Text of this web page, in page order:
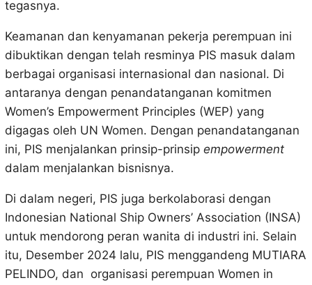
tegasnya.
Keamanan dan kenyamanan pekerja perempuan ini
dibuktikan dengan telah resminya PIS masuk dalam
berbagai organisasi internasional dan nasional. Di
antaranya dengan penandatanganan komitmen
Women’s Empowerment Principles (WEP) yang
digagas oleh UN Women. Dengan penandatanganan
ini, PIS menjalankan prinsip-prinsip empowerment
dalam menjalankan bisnisnya.
Di dalam negeri, PIS juga berkolaborasi dengan
Indonesian National Ship Owners’ Association (INSA)
untuk mendorong peran wanita di industri ini. Selain
itu, Desember 2024 lalu, PIS menggandeng MUTIARA
PELINDO, dan organisasi perempuan Women in